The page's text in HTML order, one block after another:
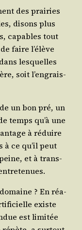
des prai­ries
disons plus
capables tout
faire l’é­lève
les­quelles
soit l’en­grais­
un bon pré, un
temps qu’à une
à réduire
à ce qu’il peut
et à trans­
? En réa­
existe
est limi­tée